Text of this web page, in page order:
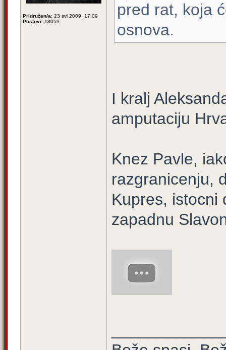
Pridružen/a: 23 svi 2009, 17:09
Postovi: 18059
pred rat, koja
osnova.
I kralj
amputaciju
Knez Pavle,
razgranicenju,
Kupres, istocni
zapadnu